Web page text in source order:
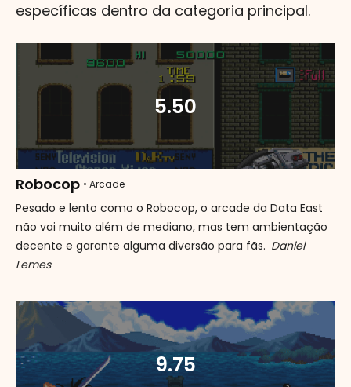
específicas dentro da categoria principal.
5.50
Robocop • Arcade
Pesado e lento como o Robocop, o arcade da Data East
não vai muito além de mediano, mas tem ambientação
decente e garante alguma diversão para fãs. Daniel
Lemes
9.75